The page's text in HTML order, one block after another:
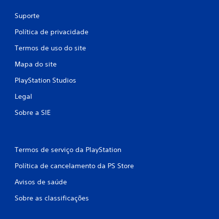
Suporte
Política de privacidade
Termos de uso do site
Mapa do site
PlayStation Studios
Legal
Sobre a SIE
Termos de serviço da PlayStation
Política de cancelamento da PS Store
Avisos de saúde
Sobre as classificações